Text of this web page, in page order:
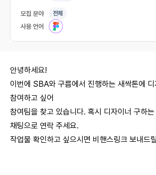
모집 분야 전체
사용 언어
안녕하세요!
이번에 SBA와 구름에서 진행하는 새싹톤에
참여하고 싶어
참여팀을 찾고 있습니다. 혹시 디자이너 구하
채팅으로 연락 주세요.
작업물 확인하고 싶으시면 비핸스링크 보내드